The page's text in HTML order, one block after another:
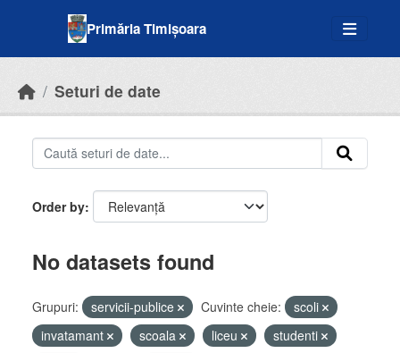
Primăria Timișoara
Seturi de date
Order by
No datasets found
Grupuri: servicii-publice Cuvinte cheie:
scoli
invatamant
scoala liceu
studenti